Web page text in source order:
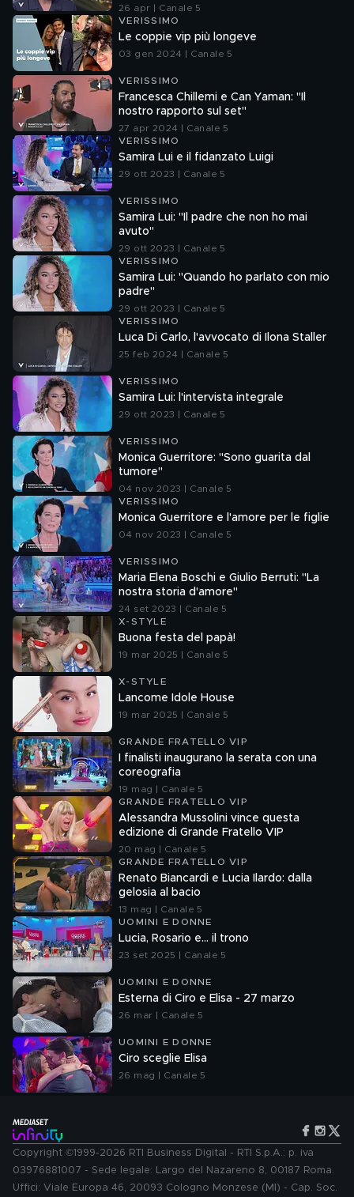
26 apr | Canale 5
VERISSIMO
Le coppie vip più longeve
03 gen 2024 | Canale 5
VERISSIMO
Francesca Chillemi e Can Yaman: "Il
nostro rapporto sul set"
27 apr 2024 | Canale 5
VERISSIMO
Samira Lui e il fidanzato Luigi
29 ott 2023 | Canale 5
VERISSIMO
Samira Lui: "Il padre che non ho mai
avuto"
29 ott 2023 | Canale 5
VERISSIMO
Samira Lui: "Quando ho parlato con mio
padre"
29 ott 2023 | Canale 5
VERISSIMO
Luca Di Carlo, l'avvocato di Ilona Staller
25 feb 2024 | Canale 5
VERISSIMO
Samira Lui: l'intervista integrale
29 ott 2023 | Canale 5
VERISSIMO
Monica Guerritore: "Sono guarita dal
tumore"
04 nov 2023 | Canale 5
VERISSIMO
Monica Guerritore e l'amore per le figlie
04 nov 2023 | Canale 5
VERISSIMO
Maria Elena Boschi e Giulio Berruti: "La
nostra storia d'amore"
24 set 2023 | Canale 5
X-STYLE
Buona festa del papà!
19 mar 2025 | Canale 5
X-STYLE
Lancome Idole House
19 mar 2025 | Canale 5
GRANDE FRATELLO VIP
I finalisti inaugurano la serata con una
coreografia
19 mag | Canale 5
GRANDE FRATELLO VIP
Alessandra Mussolini vince questa
edizione di Grande Fratello VIP
20 mag | Canale 5
GRANDE FRATELLO VIP
Renato Biancardi e Lucia Ilardo: dalla
gelosia al bacio
13 mag | Canale 5
UOMINI E DONNE
Lucia, Rosario e... il trono
23 set 2025 | Canale 5
UOMINI E DONNE
Esterna di Ciro e Elisa - 27 marzo
26 mar | Canale 5
UOMINI E DONNE
Ciro sceglie Elisa
26 mag | Canale 5
Copyright ©1999-2026 RTI Business Digital - RTI S.p.A.: p. iva
03976881007 - Sede legale: Largo del Nazareno 8, 00187 Roma.
Uffici: Viale Europa 46, 20093 Cologno Monzese (MI) - Cap. Soc.